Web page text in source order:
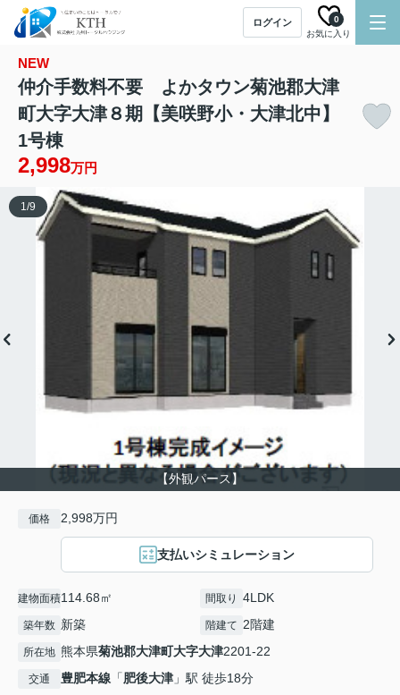
ログイン
お気に入り
0
NEW
仲介手数料不要 よかタウン菊池郡大津
町大字大津８期【美咲野小・大津北中】
1号棟
2,998万円
【外観パース】
1/9
価格 2,998万円
支払いシミュレーション
建物面積114.68㎡ 間取り 4LDK
築年数 新築 階建て 2階建
所在地 熊本県菊池郡大津町大字大津2201-22
交通 豊肥本線 「肥後大津 」駅 徒歩18分